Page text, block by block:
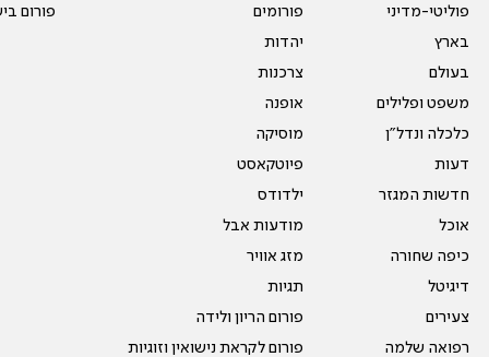
פוליטי-מדיני
בארץ
בעולם
משפט ופלילים
כלכלה ונדל"ן
דעות
חדשות המגזר
אוכל
כיפה שחורה
דיגיטל
צעירים
רפואה שלמה
פורומים
יהדות
צרכנות
אופנה
מוסיקה
פיוטקאסט
ילדודס
מודעות אבל
מזג אוויר
תגיות
פורום הריון ולידה
פורום לקראת נישואין וזוגיות
פורום